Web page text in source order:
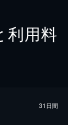
利用料
31日間